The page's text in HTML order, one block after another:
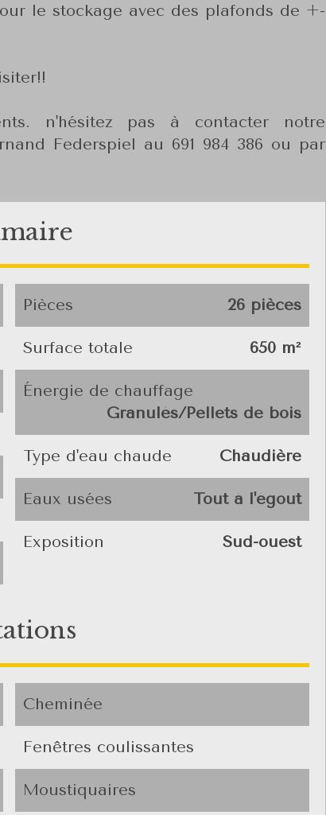
le stockage avec des plafonds de +-
n'hésitez pas à contacter notre
Federspiel au 691 984 386 ou par
Pièces 26 pièces
Surface totale 650 m²
Énergie de chauffage
Granulés/Pellets de bois
Type d'eau chaude
Chaudière
Eaux usées
Tout à l'égout
Exposition
Sud-ouest
Cheminée
Fenêtres coulissantes
Moustiquaires